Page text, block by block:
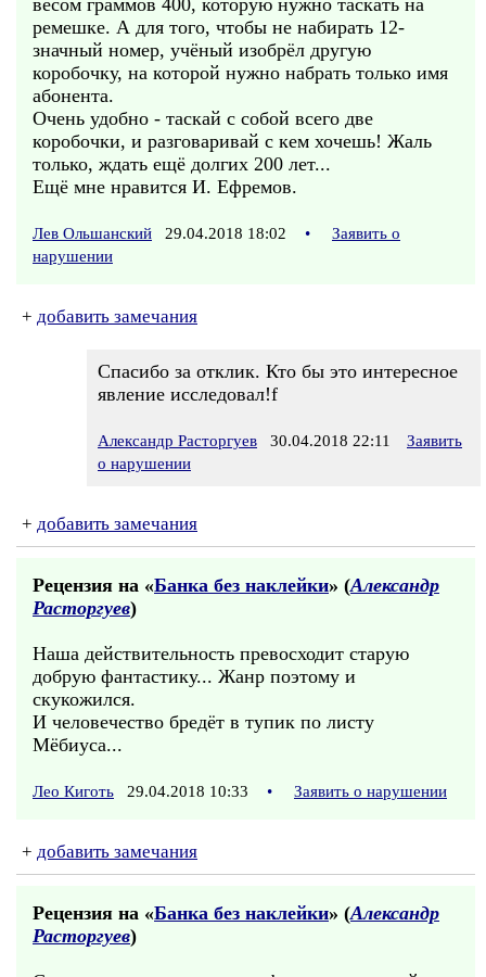
весом граммов 400, которую нужно таскать на
ремешке. А для того, чтобы не набирать 12-
значный номер, учёный изобрёл другую
коробочку, на которой нужно набрать только имя
абонента.
Очень удобно - таскай с собой всего две
коробочки, и разговаривай с кем хочешь! Жаль
только, ждать ещё долгих 200 лет...
Ещё мне нравится И. Ефремов.
Лев Ольшанский 29.04.2018 18:02 •
Заявить о
нарушении
+ добавить замечания
Спасибо за отклик. Кто бы это интересное
явление исследовал!f
Александр Расторгуев 30.04.2018 22:11
Заявить
о нарушении
+ добавить замечания
Рецензия на «Банка без наклейки» (Александр
Расторгуев)
Наша действительность превосходит старую
добрую фантастику... Жанр поэтому и
скукожился.
И человечество бредёт в тупик по листу
Мёбиуса...
Лео Киготь 29.04.2018 10:33 • Заявить о нарушении
+ добавить замечания
Рецензия на «Банка без наклейки» (Александр
Расторгуев)